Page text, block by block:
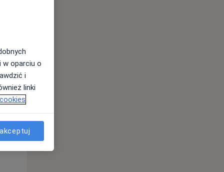
10 Sie
w oparciu o
i
linki